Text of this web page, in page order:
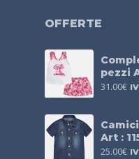
OFFERTE
pezzi
31.00€
Art :
25.00€